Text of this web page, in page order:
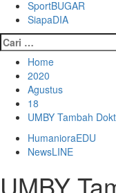
SportBUGAR
SiapaDIA
Cari
untuk:
Home
2020
Agustus
18
UMBY Tambah
HumanioraEDU
NewsLINE
UMBY